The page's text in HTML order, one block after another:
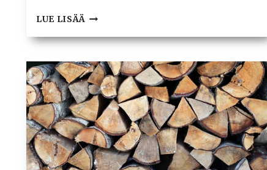
LUE LISÄÄ TESTI:
TEKO
TYÖKALUILLA
–
HALKOMAKIRVES,
VIPUKIRVES
JA
LINKKUKIRVES